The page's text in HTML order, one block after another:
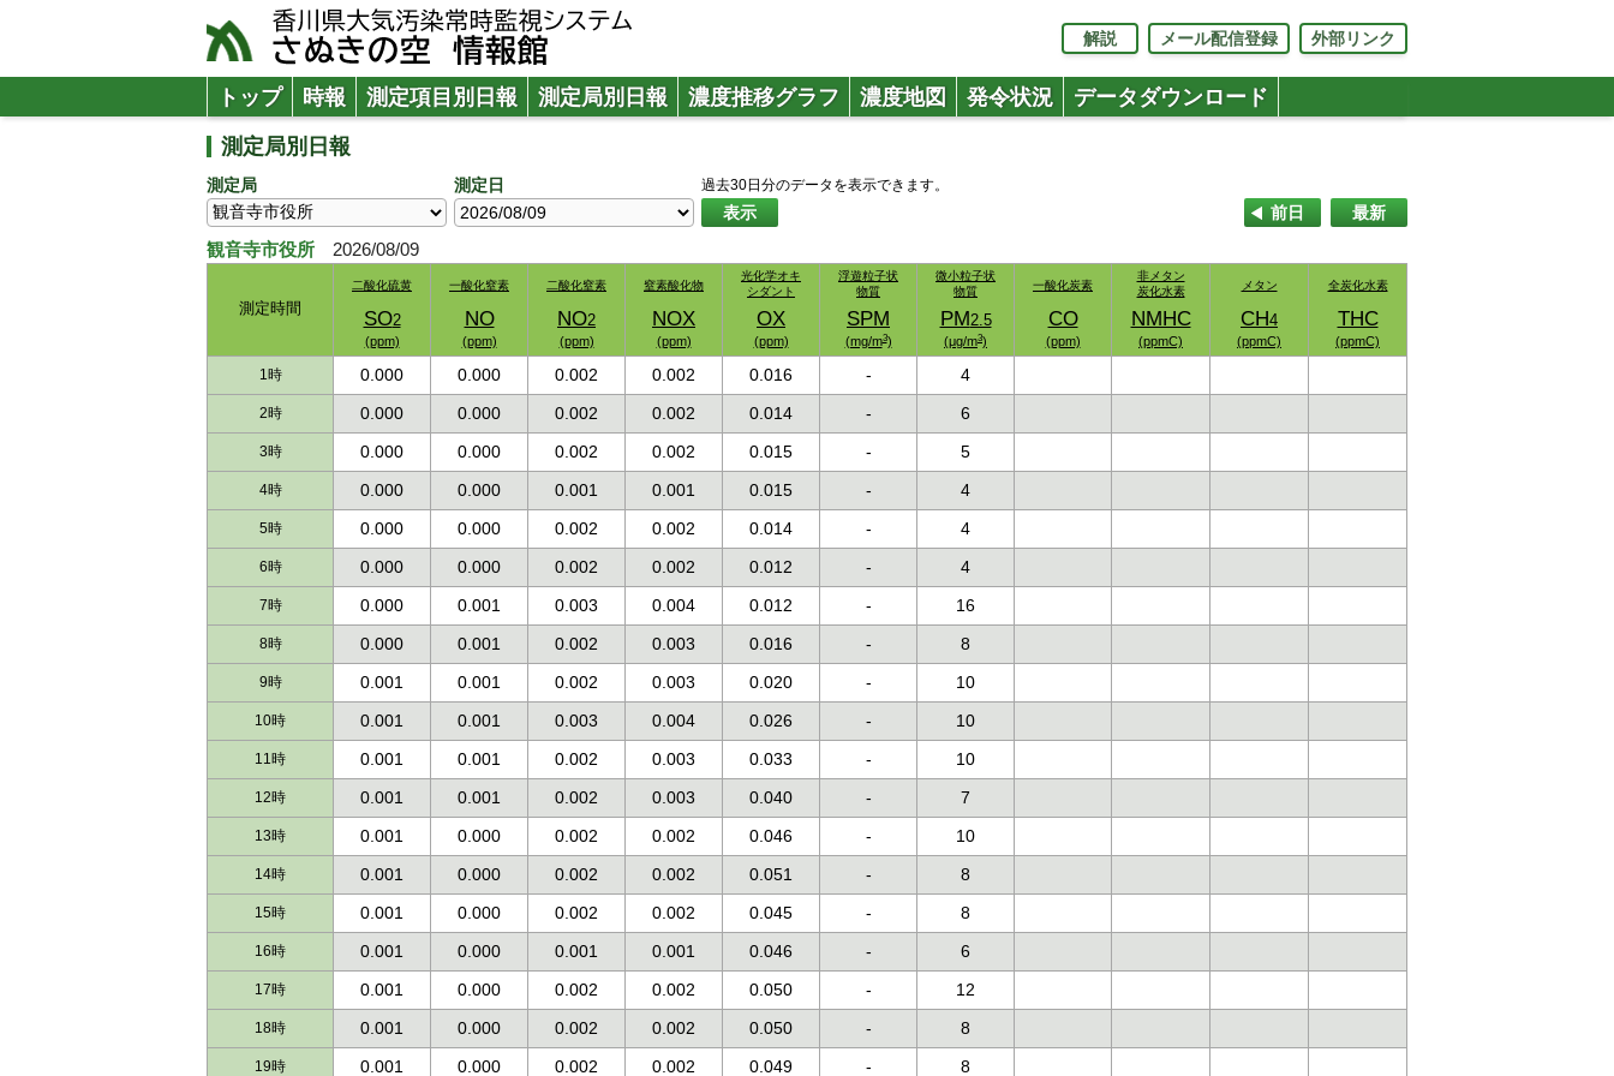
解説 メール配信登録 外部リンク
トップ 時報 測定項目別日報 測定局別日報 濃度推移グラフ 濃度地図 発令状況 データダウンロード
測定局別日報
測定局 測定日 過去30日分のデータを表示できます。
表示 前日 最新
観音寺市役所 2026/08/09
測定時間
二酸化硫黄
SO2
(ppm)
一酸化窒素
NO
(ppm)
二酸化窒素
NO2
(ppm)
窒素酸化物
NOX
(ppm)
光化学オキ
シダント
OX
(ppm)
浮遊粒子状
物質
SPM
(mg/m3)
微小粒子状
物質
PM2.5
(μg/m3)
一酸化炭素
CO
(ppm)
非メタン
炭化水素
NMHC
(ppmC)
メタン
CH4
(ppmC)
全炭化水素
THC
(ppmC)
1時 0.000 0.000 0.002 0.002 0.016 - 4
2時 0.000 0.000 0.002 0.002 0.014 - 6
3時 0.000 0.000 0.002 0.002 0.015 - 5
4時 0.000 0.000 0.001 0.001 0.015 - 4
5時 0.000 0.000 0.002 0.002 0.014 - 4
6時 0.000 0.000 0.002 0.002 0.012 - 4
7時 0.000 0.001 0.003 0.004 0.012 - 16
8時 0.000 0.001 0.002 0.003 0.016 - 8
9時 0.001 0.001 0.002 0.003 0.020 - 10
10時 0.001 0.001 0.003 0.004 0.026 - 10
11時 0.001 0.001 0.002 0.003 0.033 - 10
12時 0.001 0.001 0.002 0.003 0.040 - 7
13時 0.001 0.000 0.002 0.002 0.046 - 10
14時 0.001 0.000 0.002 0.002 0.051 - 8
15時 0.001 0.000 0.002 0.002 0.045 - 8
16時 0.001 0.000 0.001 0.001 0.046 - 6
17時 0.001 0.000 0.002 0.002 0.050 - 12
18時 0.001 0.000 0.002 0.002 0.050 - 8
19時 0.001 0.000 0.002 0.002 0.049 - 8
測定時間
1時
2時
3時
4時
5時
6時
7時
8時
9時
10時
11時
12時
13時
14時
15時
16時
17時
18時
19時
測定時間
測定時間
二酸化硫黄
SO2
(ppm)
一酸化窒素
NO
(ppm)
二酸化窒素
NO2
(ppm)
窒素酸化物
NOX
(ppm)
光化学オキ
シダント
OX
(ppm)
浮遊粒子状
物質
SPM
(mg/m3)
微小粒子状
物質
PM2.5
(μg/m3)
一酸化炭素
CO
(ppm)
非メタン
炭化水素
NMHC
(ppmC)
メタン
CH4
(ppmC)
全炭化水素
THC
(ppmC)